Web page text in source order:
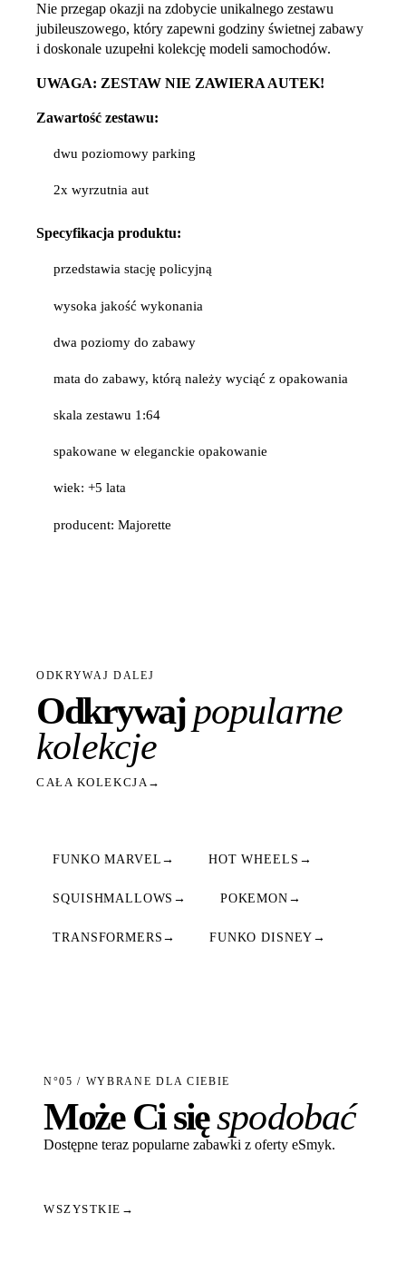
Nie przegap okazji na zdobycie unikalnego zestawu
jubileuszowego, który zapewni godziny świetnej zabawy
i doskonale uzupełni kolekcję modeli samochodów.
UWAGA: ZESTAW NIE ZAWIERA AUTEK!
Zawartość zestawu:
dwu poziomowy parking
2x wyrzutnia aut
Specyfikacja produktu:
przedstawia stację policyjną
wysoka jakość wykonania
dwa poziomy do zabawy
mata do zabawy, którą należy wyciąć z opakowania
skala zestawu 1:64
spakowane w eleganckie opakowanie
wiek: +5 lata
producent: Majorette
ODKRYWAJ DALEJ
Odkrywajpopularne
kolekcje
CAŁA KOLEKCJA →
FUNKO MARVEL → HOT WHEELS →
SQUISHMALLOWS → POKEMON →
TRANSFORMERS → FUNKO DISNEY →
N°05 / WYBRANE DLA CIEBIE
Może Ci sięspodobać
Dostępne teraz popularne zabawki z oferty eSmyk.
WSZYSTKIE →